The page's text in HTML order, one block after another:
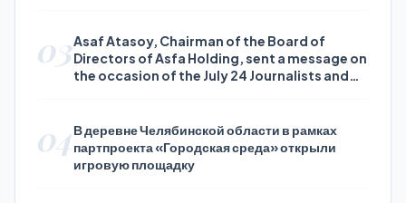
03Asaf Atasoy, Chairman of the Board of
Directors of Asfa Holding, sent a message on
the occasion of the July 24 Journalists and
04В деревне Челябинской области в рамках
партпроекта «Городская среда» открыли
игровую площадку